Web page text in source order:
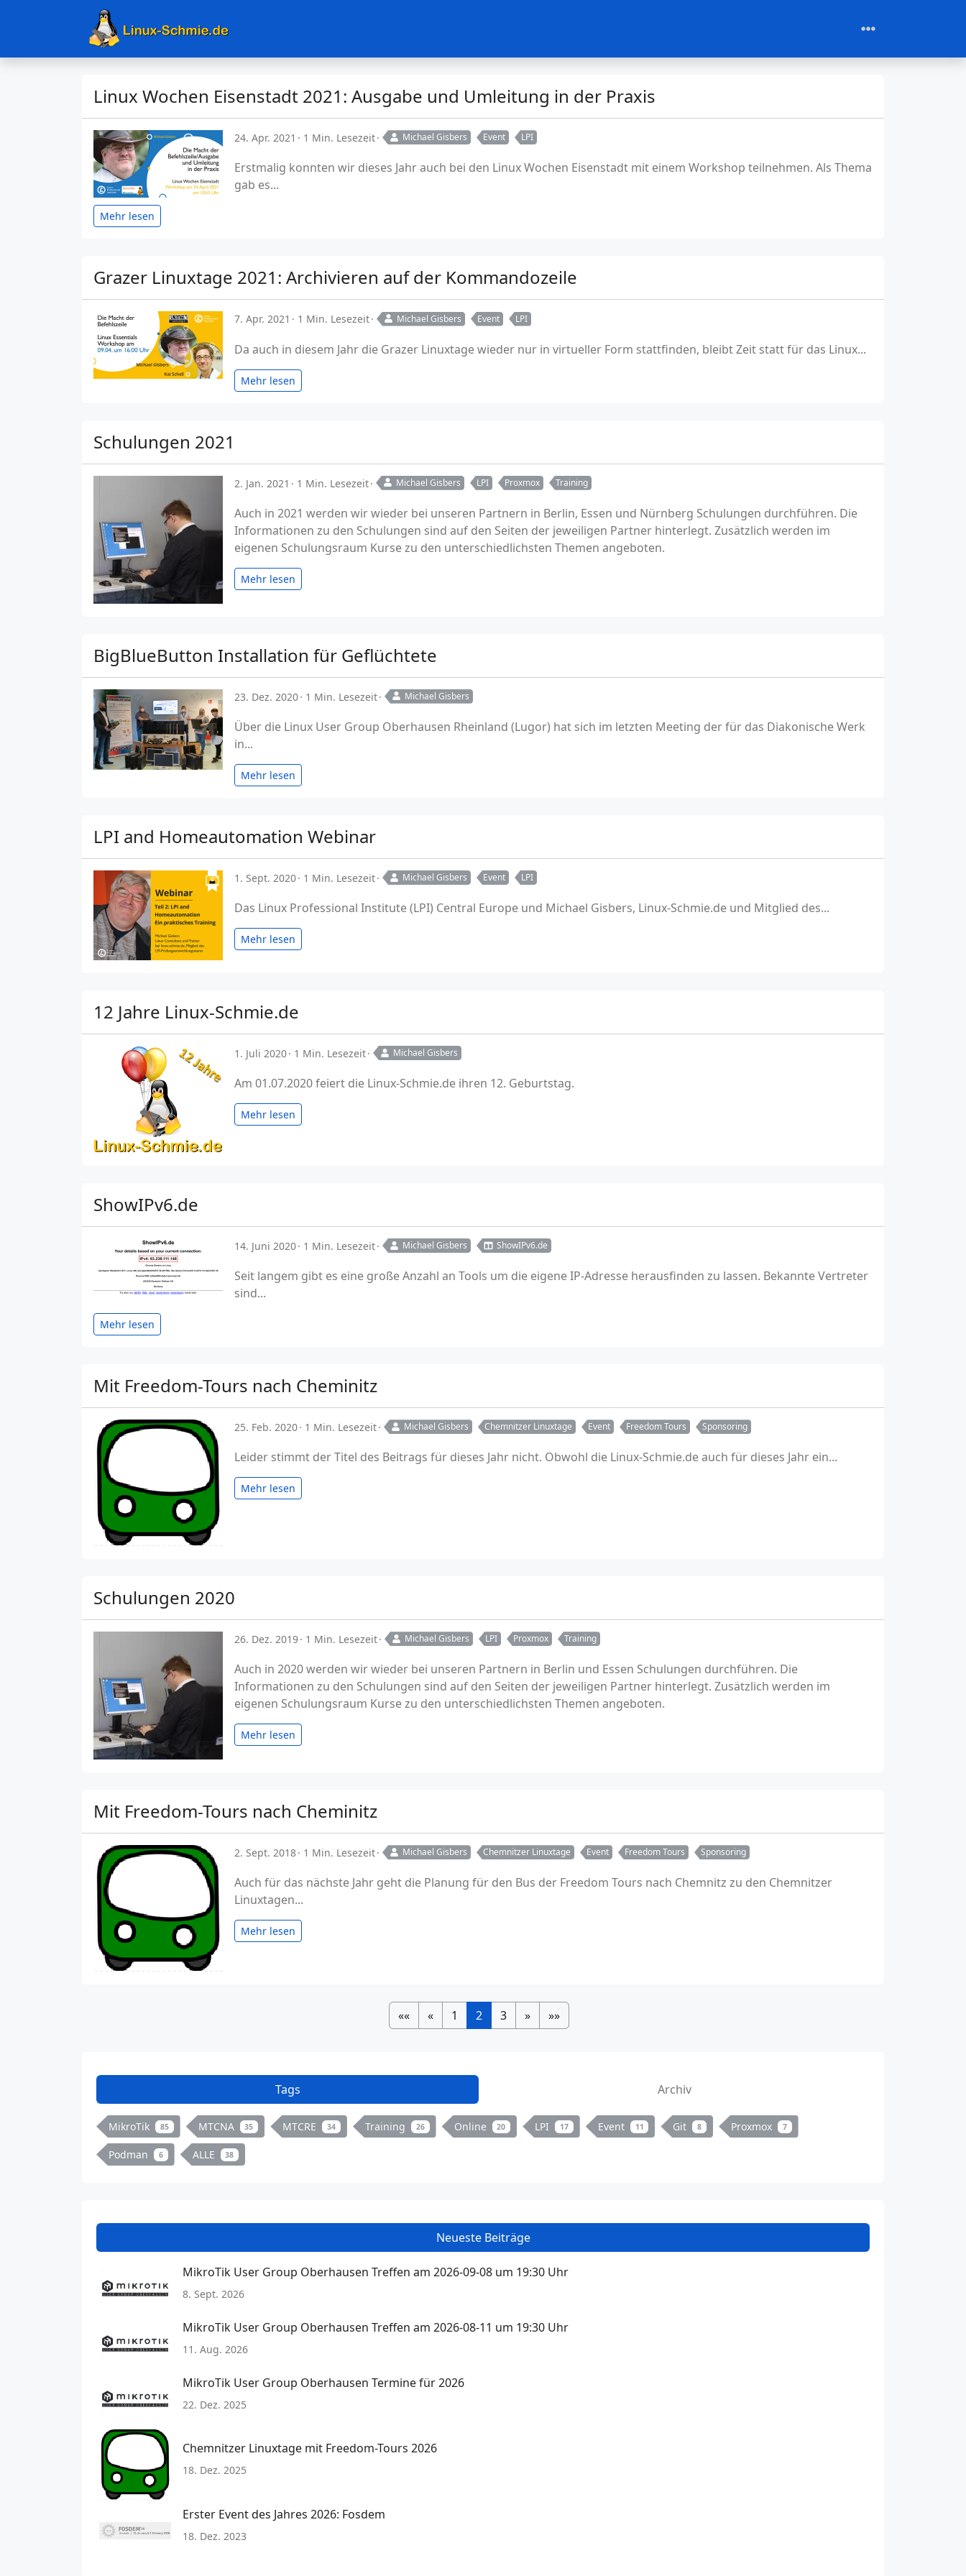
Linux Wochen Eisenstadt 2021: Ausgabe und Umleitung in der Praxis
24. Apr. 2021 1 Min. Lesezeit Michael Gisbers Event LPI
Erstmalig konnten wir dieses Jahr auch bei den Linux Wochen Eisenstadt mit einem Workshop teilnehmen. Als Thema
gab es...
Mehr lesen
Grazer Linuxtage 2021: Archivieren auf der Kommandozeile
7. Apr. 2021 1 Min. Lesezeit Michael Gisbers Event LPI
Da auch in diesem Jahr die Grazer Linuxtage wieder nur in virtueller Form stattfinden, bleibt Zeit statt für das Linux...
Mehr lesen
Schulungen 2021
2. Jan. 2021 1 Min. Lesezeit Michael Gisbers LPI Proxmox Training
Auch in 2021 werden wir wieder bei unseren Partnern in Berlin, Essen und Nürnberg Schulungen durchführen. Die
Informationen zu den Schulungen sind auf den Seiten der jeweiligen Partner hinterlegt. Zusätzlich werden im
eigenen Schulungsraum Kurse zu den unterschiedlichsten Themen angeboten.
Mehr lesen
BigBlueButton Installation für Geflüchtete
23. Dez. 2020 1 Min. Lesezeit Michael Gisbers
Über die Linux User Group Oberhausen Rheinland (Lugor) hat sich im letzten Meeting der für das Diakonische Werk
in...
Mehr lesen
LPI and Homeautomation Webinar
1. Sept. 2020 1 Min. Lesezeit Michael Gisbers Event LPI
Das Linux Professional Institute (LPI) Central Europe und Michael Gisbers, Linux-Schmie.de und Mitglied des...
Mehr lesen
12 Jahre Linux-Schmie.de
1. Juli 2020 1 Min. Lesezeit Michael Gisbers
Am 01.07.2020 feiert die Linux-Schmie.de ihren 12. Geburtstag.
Mehr lesen
ShowIPv6.de
14. Juni 2020 1 Min. Lesezeit Michael Gisbers ShowIPv6.de
Seit langem gibt es eine große Anzahl an Tools um die eigene IP-Adresse herausfinden zu lassen. Bekannte Vertreter
sind...
Mehr lesen
Mit Freedom-Tours nach Cheminitz
25. Feb. 2020 1 Min. Lesezeit Michael Gisbers Chemnitzer Linuxtage Event Freedom Tours Sponsoring
Leider stimmt der Titel des Beitrags für dieses Jahr nicht. Obwohl die Linux-Schmie.de auch für dieses Jahr ein...
Mehr lesen
Schulungen 2020
26. Dez. 2019 1 Min. Lesezeit Michael Gisbers LPI Proxmox Training
Auch in 2020 werden wir wieder bei unseren Partnern in Berlin und Essen Schulungen durchführen. Die
Informationen zu den Schulungen sind auf den Seiten der jeweiligen Partner hinterlegt. Zusätzlich werden im
eigenen Schulungsraum Kurse zu den unterschiedlichsten Themen angeboten.
Mehr lesen
Mit Freedom-Tours nach Cheminitz
2. Sept. 2018 1 Min. Lesezeit Michael Gisbers Chemnitzer Linuxtage Event Freedom Tours Sponsoring
Auch für das nächste Jahr geht die Planung für den Bus der Freedom Tours nach Chemnitz zu den Chemnitzer
Linuxtagen...
Mehr lesen
«« « 1 2 3 » »»
Tags Archiv
MikroTik 85 MTCNA 35 MTCRE 34 Training 26 Online 20 LPI 17 Event 11 Git 8 Proxmox 7
Podman 6 ALLE 38
Neueste Beiträge
MikroTik User Group Oberhausen Treffen am 2026-09-08 um 19:30 Uhr
8. Sept. 2026
MikroTik User Group Oberhausen Treffen am 2026-08-11 um 19:30 Uhr
11. Aug. 2026
MikroTik User Group Oberhausen Termine für 2026
22. Dez. 2025
Chemnitzer Linuxtage mit Freedom-Tours 2026
18. Dez. 2025
Erster Event des Jahres 2026: Fosdem
18. Dez. 2023